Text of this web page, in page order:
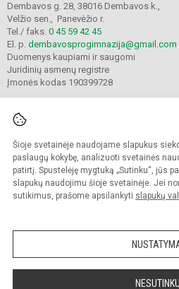
Šioje svetainėje naudojame slapukus
paslaugų kokybę, analizuoti svetainės
patirtį. Spustelėję mygtuką „Sutinku“, jūs
slapukų naudojimu šioje svetainėje. Jei
sutikimus, prašome apsilankyti slapukų
NESUTINKU
Dembavos g. 28, 38016 Dembavos k.,
Velžio sen., Panevėžio r.
Tel./ faks. 0 45 59 42 45
El. p. dembavosprogimnazija@gmail.com
Duomenys kaupiami ir saugomi
Juridinių asmenų registre
Įmonės kodas 190399728
© 2021. Panevėžio r. Dembavos
Kopijuoti turinį be raštiško
Prieinamumo paraiška
Sumanus būdas atnaujinti